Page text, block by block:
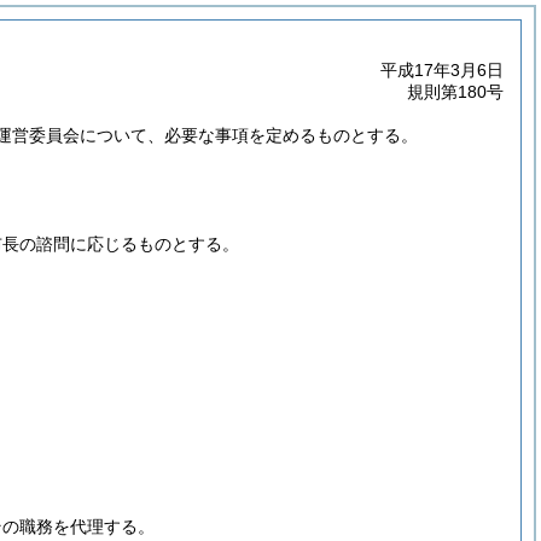
平成17年3月6日
規則第180号
営委員会について、必要な事項を定めるものとする。
の諮問に応じるものとする。
職務を代理する。